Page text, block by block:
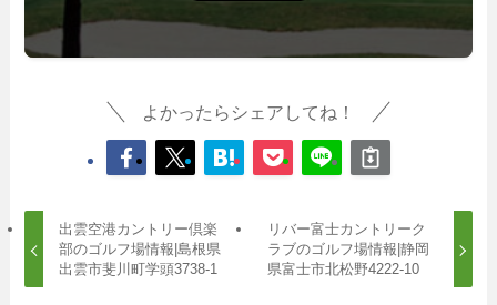
よかったらシェアしてね！
出雲空港カントリー倶楽
部のゴルフ場情報|島根県
出雲市斐川町学頭3738-1
リバー富士カントリーク
ラブのゴルフ場情報|静岡
県富士市北松野4222-10